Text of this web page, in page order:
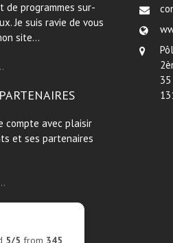
de programmes sur-
Je suis ravie de vous
site…
compte avec plaisir
et ses partenaires
5/5 from 345